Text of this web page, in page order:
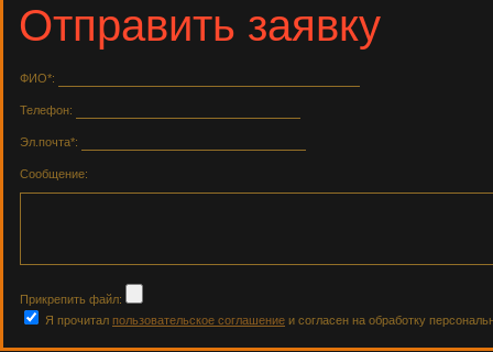
Отправить заявку
ФИО*:
Телефон:
Эл.почта*:
Сообщение:
Прикрепить файл:
Я прочитал пользовательское соглашение и согласен на обработку